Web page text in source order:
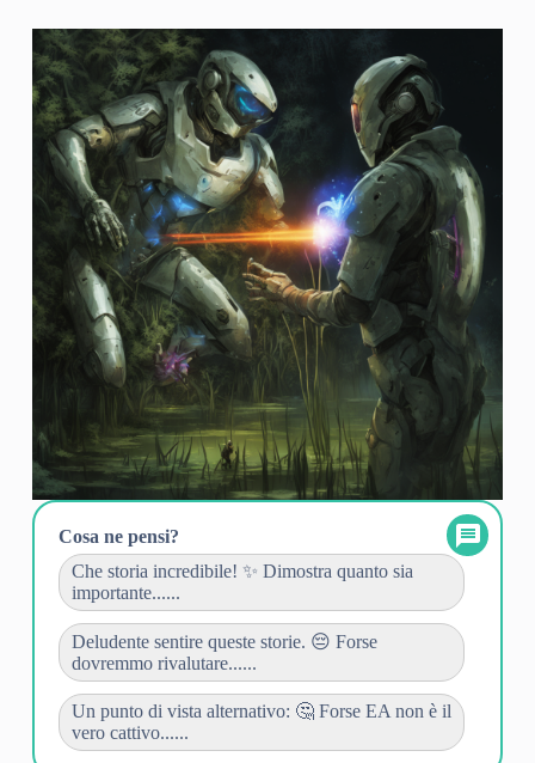
Cosa ne pensi?
Che storia incredibile! ✨ Dimostra quanto sia
importante......
Deludente sentire queste storie. 😔 Forse
dovremmo rivalutare......
Un punto di vista alternativo: 🤔 Forse EA non è il
vero cattivo......